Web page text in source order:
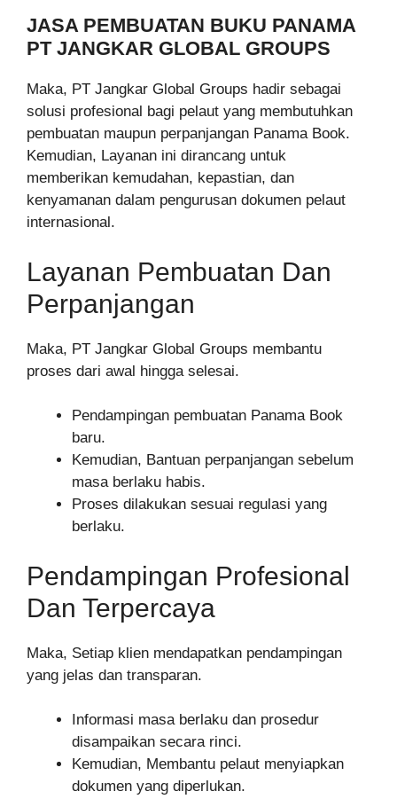
JASA PEMBUATAN BUKU PANAMA
PT JANGKAR GLOBAL GROUPS
Maka, PT Jangkar Global Groups hadir sebagai
solusi profesional bagi pelaut yang membutuhkan
pembuatan maupun perpanjangan Panama Book.
Kemudian, Layanan ini dirancang untuk
memberikan kemudahan, kepastian, dan
kenyamanan dalam pengurusan dokumen pelaut
internasional.
Layanan Pembuatan Dan
Perpanjangan
Maka, PT Jangkar Global Groups membantu
proses dari awal hingga selesai.
Pendampingan pembuatan Panama Book
baru.
Kemudian, Bantuan perpanjangan sebelum
masa berlaku habis.
Proses dilakukan sesuai regulasi yang
berlaku.
Pendampingan Profesional
Dan Terpercaya
Maka, Setiap klien mendapatkan pendampingan
yang jelas dan transparan.
Informasi masa berlaku dan prosedur
disampaikan secara rinci.
Kemudian, Membantu pelaut menyiapkan
dokumen yang diperlukan.